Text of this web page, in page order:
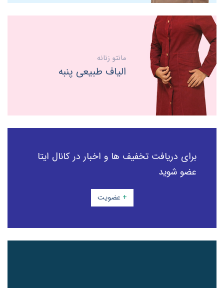
مانتو زنانه
الیاف طبیعی پنبه
برای دریافت تخفیف ها و اخبار در کانال ایتا
عضو شوید
+ عضویت